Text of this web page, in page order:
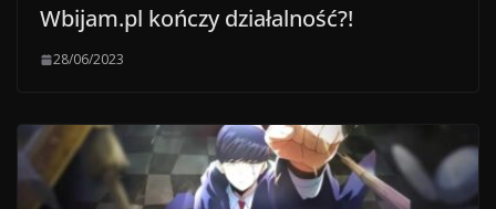
Wbijam.pl kończy działalność?!
28/06/2023